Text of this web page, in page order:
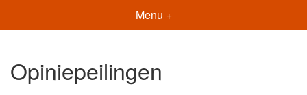
Menu +
Opiniepeilingen